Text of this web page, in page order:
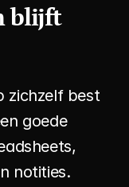
blijft
zichzelf best
goede
notities.